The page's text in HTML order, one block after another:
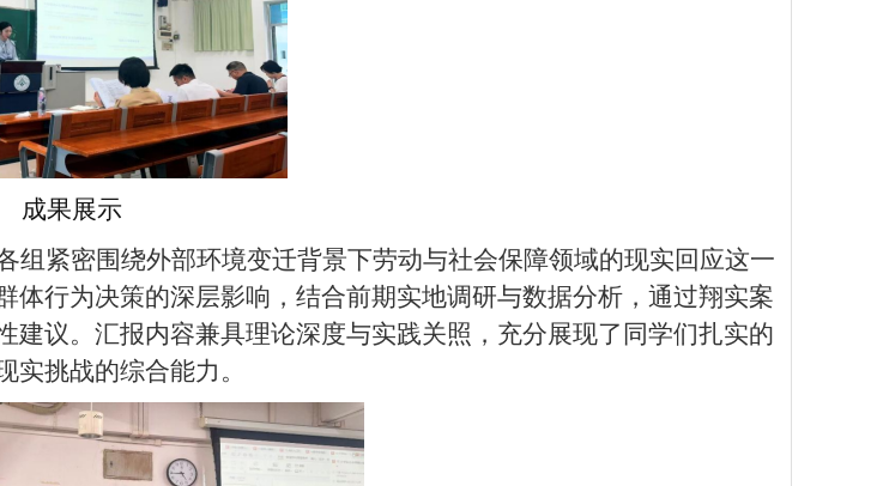
成果展示
组紧密围绕外部环境变迁背景下劳动与社会保障领域的现实回应这一
行为决策的深层影响，结合前期实地调研与数据分析，通过翔实案
议。汇报内容兼具理论深度与实践关照，充分展现了同学们扎实的
挑战的综合能力。